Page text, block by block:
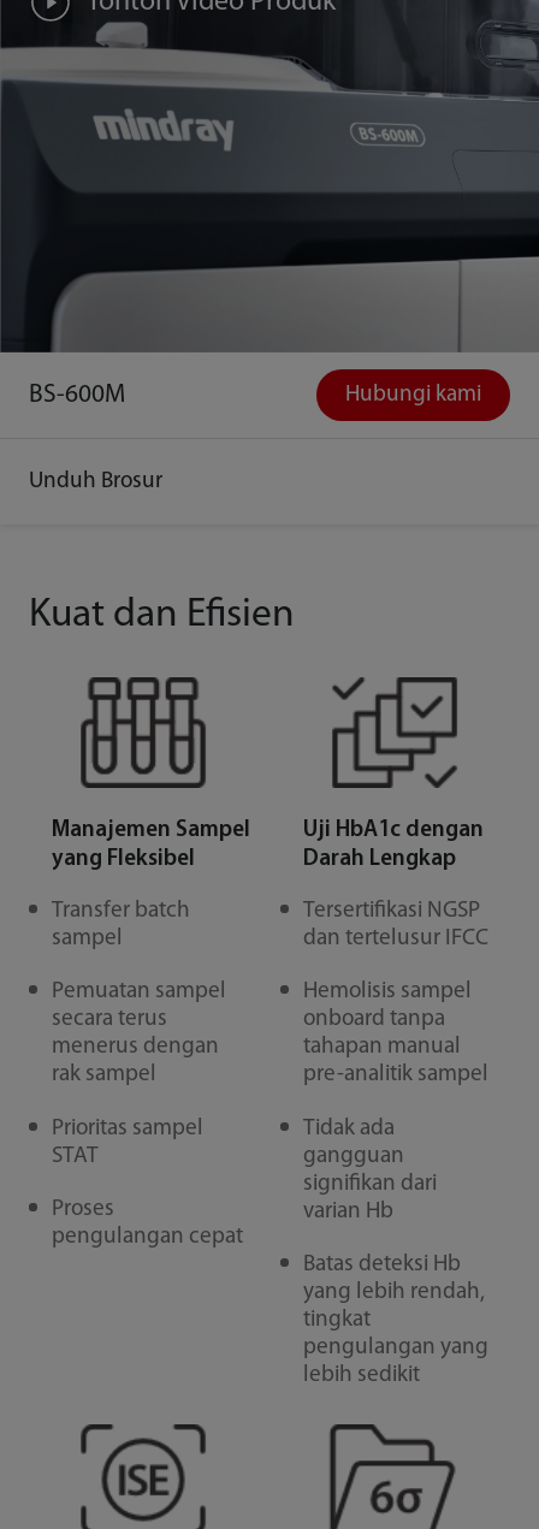
BS-600M
Unduh Brosur
Hubungi kami
Kuat dan Efisien
Manajemen Sampel
yang Fleksibel
Transfer batch
sampel
Pemuatan sampel
secara terus
menerus dengan
rak sampel
Prioritas sampel
STAT
Proses
pengulangan cepat
Uji HbA1c dengan
Darah Lengkap
Tersertifikasi NGSP
dan tertelusur IFCC
Hemolisis sampel
onboard tanpa
tahapan manual
pre-analitik sampel
Tidak ada
gangguan
signifikan dari
varian Hb
Batas deteksi Hb
yang lebih rendah,
tingkat
pengulangan yang
lebih sedikit